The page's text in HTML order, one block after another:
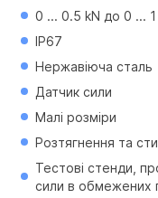
0 ... 0.5 kN до 0 ...
IP67
Нержавіюча сталь
Датчик сили
Малі розміри
Розтягнення та
Тестові стенди,
сили в обмежених